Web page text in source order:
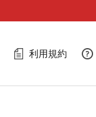
利用規約